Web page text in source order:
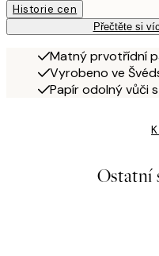
Historie cen
Přečtěte si
Matný prvotřídní
Vyrobeno ve
Papír odolný vůči
Ostatní